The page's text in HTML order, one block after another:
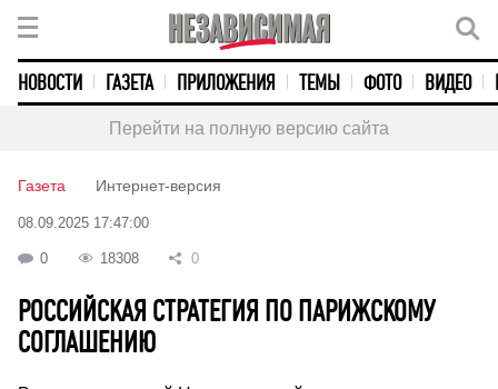
НОВОСТИ ГАЗЕТА ПРИЛОЖЕНИЯ ТЕМЫ ФОТО ВИДЕО
Перейти на полную версию сайта
Газета Интернет-версия
08.09.2025 17:47:00
0 18308 0
РОССИЙСКАЯ СТРАТЕГИЯ ПО ПАРИЖСКОМУ
СОГЛАШЕНИЮ